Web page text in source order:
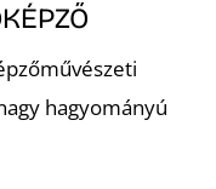
hagyományú